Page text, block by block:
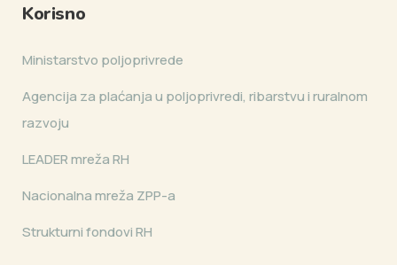
Korisno
Ministarstvo poljoprivrede
Agencija za plaćanja u poljoprivredi, ribarstvu i ruralnom
razvoju
LEADER mreža RH
Nacionalna mreža ZPP-a
Strukturni fondovi RH